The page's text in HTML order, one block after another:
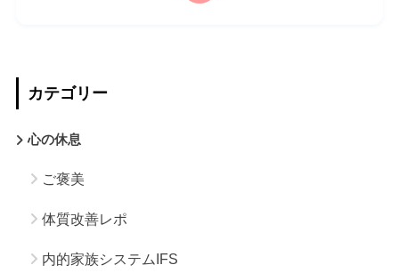
カテゴリー
心の休息
ご褒美
体質改善レポ
内的家族システムIFS